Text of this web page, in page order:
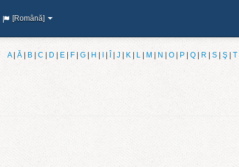
[Română]
A| Ǎ| B| C D E| F| G| H J| K| L| M N O| P| Q| R S| Ş| T|